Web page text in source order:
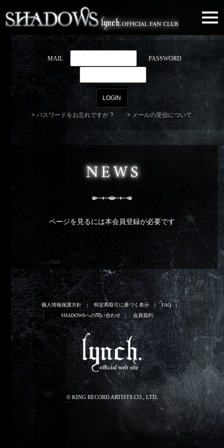
MAIL PASSWORD
パスワードをお忘れですか ? メールの受信について
NEWS
ページを見るには本会員登録が必要です
個人情報保護方針 特定商取引に基づく表示
FAQ
SHADOWSへの問い合わせ
会員規約
© KING RECORD ARTISTS CO., LTD.